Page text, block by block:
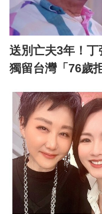
送別亡夫3年！
獨留台灣「76歲